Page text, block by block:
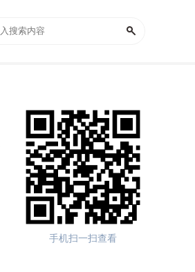
手机扫一扫查看